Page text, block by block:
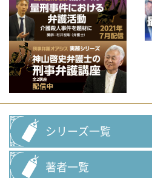
シリーズ一覧
著者一覧